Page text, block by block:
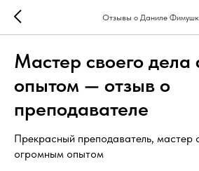
Отзывы о Даниле
Мастер своего
опытом — отзыв о
преподавателе
Прекрасный преподаватель, мастер
огромным опытом